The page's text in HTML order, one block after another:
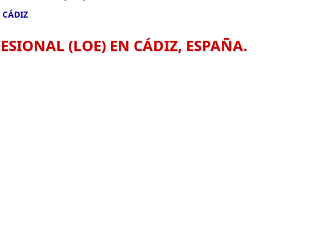
CÁDIZ
(LOE) EN CÁDIZ, ESPAÑA.